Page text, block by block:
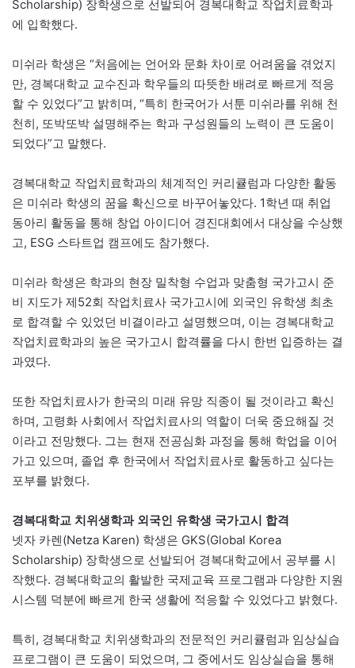
Scholarship) 장학생으로 선발되어 경복대학교 작업치료학과
에 입학했다.
미쉬라 학생은 “처음에는 언어와 문화 차이로 어려움을 겪었지
만, 경복대학교 교수진과 학우들의 따뜻한 배려로 빠르게 적응
할 수 있었다”고 밝히며, “특히 한국어가 서툰 미쉬라를 위해 천
천히, 또박또박 설명해주는 학과 구성원들의 노력이 큰 도움이
되었다”고 말했다.
경복대학교 작업치료학과의 체계적인 커리큘럼과 다양한 활동
은 미쉬라 학생의 꿈을 확신으로 바꾸어놓았다. 1학년 때 취업
동아리 활동을 통해 창업 아이디어 경진대회에서 대상을 수상했
고, ESG 스타트업 캠프에도 참가했다.
미쉬라 학생은 학과의 현장 밀착형 수업과 맞춤형 국가고시 준
비 지도가 제52회 작업치료사 국가고시에 외국인 유학생 최초
로 합격할 수 있었던 비결이라고 설명했으며, 이는 경복대학교
작업치료학과의 높은 국가고시 합격률을 다시 한번 입증하는 결
과였다.
또한 작업치료사가 한국의 미래 유망 직종이 될 것이라고 확신
하며, 고령화 사회에서 작업치료사의 역할이 더욱 중요해질 것
이라고 전망했다. 그는 현재 전공심화 과정을 통해 학업을 이어
가고 있으며, 졸업 후 한국에서 작업치료사로 활동하고 싶다는
포부를 밝혔다.
경복대학교 치위생학과 외국인 유학생 국가고시 합격
넷자 카렌(Netza Karen) 학생은 GKS(Global Korea
Scholarship) 장학생으로 선발되어 경복대학교에서 공부를 시
작했다. 경복대학교의 활발한 국제교육 프로그램과 다양한 지원
시스템 덕분에 빠르게 한국 생활에 적응할 수 있었다고 밝혔다.
특히, 경복대학교 치위생학과의 전문적인 커리큘럼과 임상실습
프로그램이 큰 도움이 되었으며, 그 중에서도 임상실습을 통해